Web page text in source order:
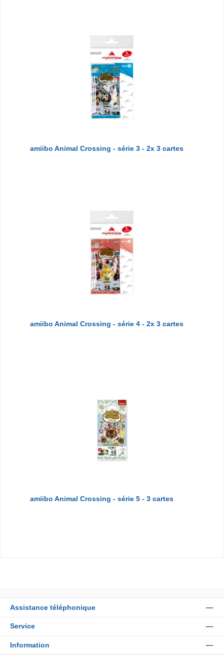
amiibo Animal Crossing - série 3 - 2x 3 cartes
amiibo Animal Crossing - série 4 - 2x 3 cartes
amiibo Animal Crossing - série 5 - 3 cartes
Assistance téléphonique
Service
Information